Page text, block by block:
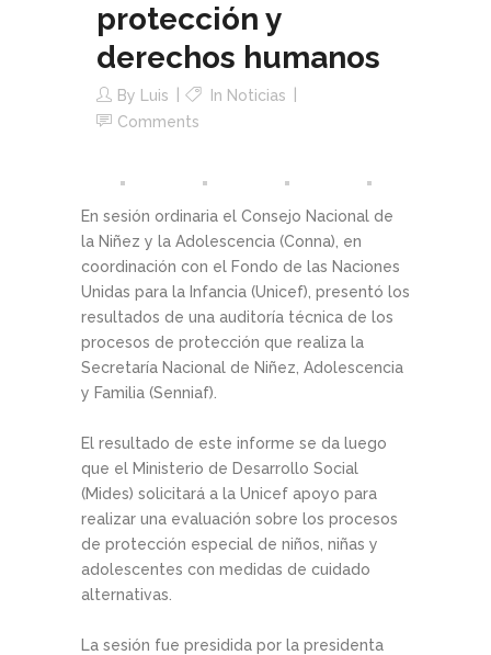
protección y
derechos humanos
By Luis In Noticias
Comments
En sesión ordinaria el Consejo Nacional de
la Niñez y la Adolescencia (Conna), en
coordinación con el Fondo de las Naciones
Unidas para la Infancia (Unicef), presentó los
resultados de una auditoría técnica de los
procesos de protección que realiza la
Secretaría Nacional de Niñez, Adolescencia
y Familia (Senniaf).
El resultado de este informe se da luego
que el Ministerio de Desarrollo Social
(Mides) solicitará a la Unicef apoyo para
realizar una evaluación sobre los procesos
de protección especial de niños, niñas y
adolescentes con medidas de cuidado
alternativas.
La sesión fue presidida por la presidenta